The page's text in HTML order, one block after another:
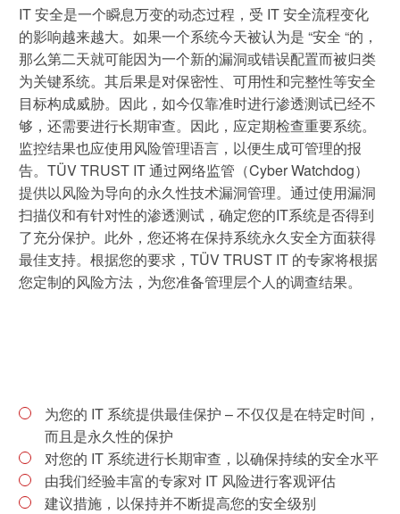
机械
所有解决方案
电子电器
建筑 & 房地产
IT & 安全
认证
工业
食品
旅游
可持续发展
通信技术
机械
学院
创新
证书验证
关于我们
原则声明
中国区最高管理层宣言
公开信息
TÜV奥地利企业社会责任 (CSR) 报告
2025
IT 安全是一个瞬息万变的动态过程，受 IT 安全流程变化
的影响越来越大。如果一个系统今天被认为是 “安全 “的，
那么第二天就可能因为一个新的漏洞或错误配置而被归类
为关键系统。其后果是对保密性、可用性和完整性等安全
目标构成威胁。因此，如今仅靠准时进行渗透测试已经不
够，还需要进行长期审查。因此，应定期检查重要系统。
监控结果也应使用风险管理语言，以便生成可管理的报
告。TÜV TRUST IT 通过网络监管（Cyber Watchdog）
提供以风险为导向的永久性技术漏洞管理。通过使用漏洞
扫描仪和有针对性的渗透测试，确定您的IT系统是否得到
了充分保护。此外，您还将在保持系统永久安全方面获得
最佳支持。根据您的要求，TÜV TRUST IT 的专家将根据
您定制的风险方法，为您准备管理层个人的调查结果。
为您的 IT 系统提供最佳保护 – 不仅仅是在特定时间，
而且是永久性的保护
对您的 IT 系统进行长期审查，以确保持续的安全水平
由我们经验丰富的专家对 IT 风险进行客观评估
建议措施，以保持并不断提高您的安全级别
搜索解决方案
查找TÜV奥地利工作机会
tami by TÜV AUSTRIA - 您的线上
平台
申请科学奖